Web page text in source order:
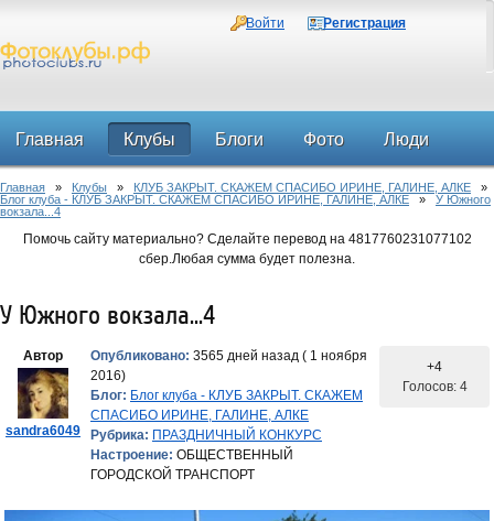
Войти Регистрация
Главная Клубы Блоги Фото Люди
Форум
Главная » Клубы » КЛУБ ЗАКРЫТ. СКАЖЕМ СПАСИБО ИРИНЕ, ГАЛИНЕ, АЛКЕ »
Блог клуба - КЛУБ ЗАКРЫТ. СКАЖЕМ СПАСИБО ИРИНЕ, ГАЛИНЕ, АЛКЕ » У Южного
вокзала...4
Помочь сайту материально? Сделайте перевод на 4817760231077102
сбер.Любая сумма будет полезна.
У Южного вокзала...4
Автор
sandra6049
Опубликовано: 3565 дней назад ( 1 ноября
2016)
Блог: Блог клуба - КЛУБ ЗАКРЫТ. СКАЖЕМ
СПАСИБО ИРИНЕ, ГАЛИНЕ, АЛКЕ
Рубрика: ПРАЗДНИЧНЫЙ КОНКУРС
Настроение: ОБЩЕСТВЕННЫЙ
ГОРОДСКОЙ ТРАНСПОРТ
+4
Голосов: 4